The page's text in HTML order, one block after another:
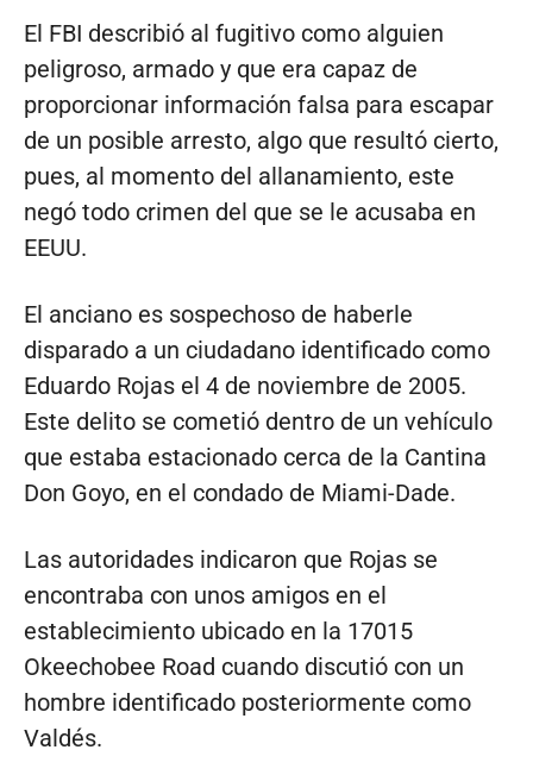
El FBI describió al fugitivo como alguien
peligroso, armado y que era capaz de
proporcionar información falsa para escapar
de un posible arresto, algo que resultó cierto,
pues, al momento del allanamiento, este
negó todo crimen del que se le acusaba en
EEUU.
El anciano es sospechoso de haberle
disparado a un ciudadano identificado como
Eduardo Rojas el 4 de noviembre de 2005.
Este delito se cometió dentro de un vehículo
que estaba estacionado cerca de la Cantina
Don Goyo, en el condado de Miami-Dade.
Las autoridades indicaron que Rojas se
encontraba con unos amigos en el
establecimiento ubicado en la 17015
Okeechobee Road cuando discutió con un
hombre identificado posteriormente como
Valdés.